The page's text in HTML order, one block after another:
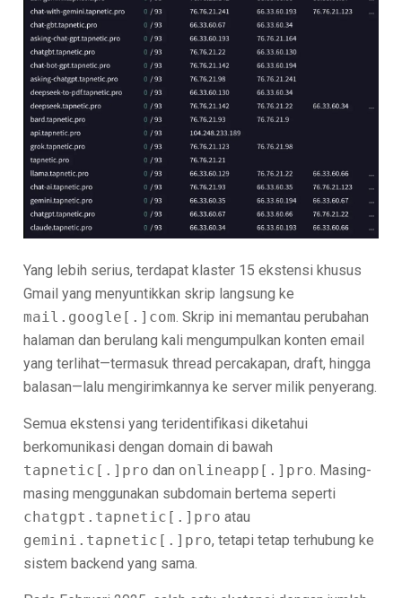
Yang lebih serius, terdapat klaster 15 ekstensi khusus
Gmail yang menyuntikkan skrip langsung ke
mail.google[.]com. Skrip ini memantau perubahan
halaman dan berulang kali mengumpulkan konten email
yang terlihat—termasuk thread percakapan, draft, hingga
balasan—lalu mengirimkannya ke server milik penyerang.
Semua ekstensi yang teridentifikasi diketahui
berkomunikasi dengan domain di bawah
tapnetic[.]pro dan onlineapp[.]pro. Masing-
masing menggunakan subdomain bertema seperti
chatgpt.tapnetic[.]pro atau
gemini.tapnetic[.]pro, tetapi tetap terhubung ke
sistem backend yang sama.